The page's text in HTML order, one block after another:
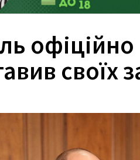
офіційно
своїх